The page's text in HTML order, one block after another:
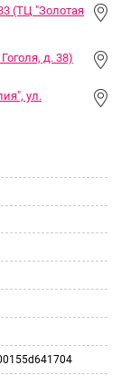
(ТЦ "Золотая
д. 38)
ул.